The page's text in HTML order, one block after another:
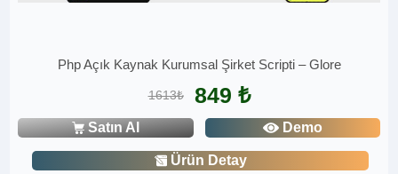
Php Açık Kaynak Kurumsal Şirket Scripti – Glore
1613₺ 849 ₺
Satın Al Demo
Ürün Detay